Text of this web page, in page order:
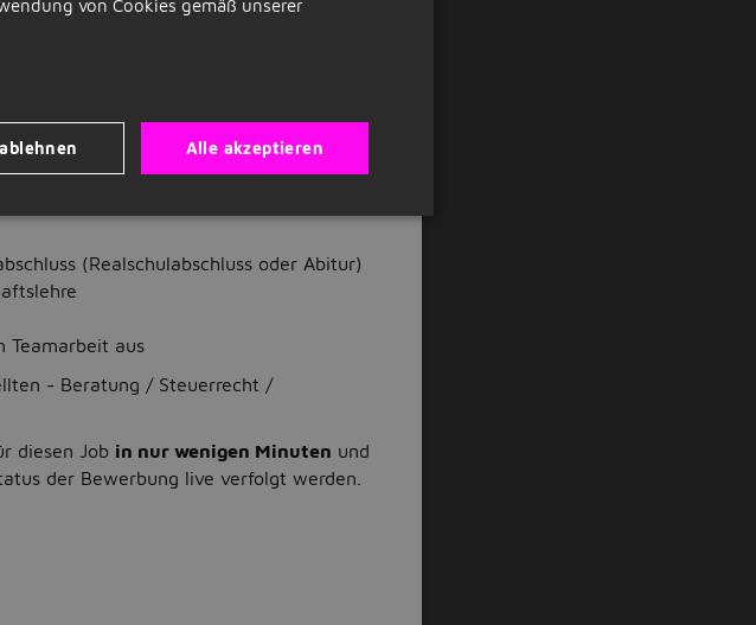
Getränke und Snacks.
Steuerberatung und
Team
Mandanten selbständig zu betreuen und
(Realschulabschluss oder Abitur)
Teamarbeit aus
- Beratung / Steuerrecht /
diesen Job in nur wenigen Minuten und
der Bewerbung live verfolgt werden.
von Cookies gemäß unserer
Alle akzeptieren